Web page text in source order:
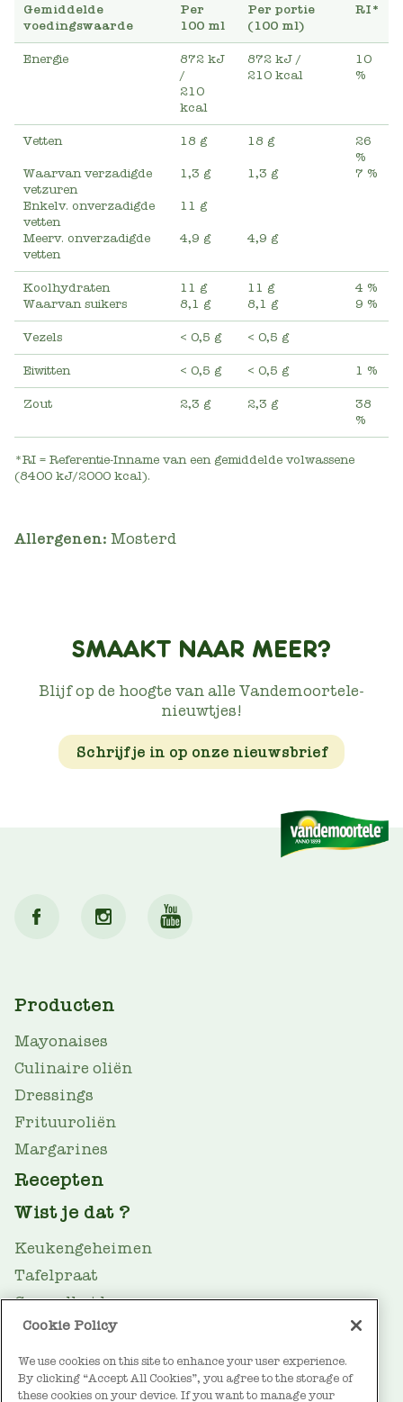
Gemiddelde
voedingswaarde
Per
100 ml
Per portie
(100 ml)
RI*
Energie
872 kJ
/
210
kcal
872 kJ /
210 kcal
10
%
Vetten 18 g 18 g
26
%
Waarvan verzadigde
vetzuren
1,3 g 1,3 g 7 %
Enkelv. onverzadigde
vetten
11 g
Meerv. onverzadigde
vetten
4,9 g 4,9 g
Koolhydraten 11 g 11 g
4 %
Waarvan suikers
8,1 g 8,1 g 9 %
Vezels < 0,5 g < 0,5 g
Eiwitten < 0,5 g < 0,5 g 1 %
Zout 2,3 g 2,3 g
38
%
*RI = Referentie-Inname van een gemiddelde volwassene
(8400 kJ/2000 kcal).
Allergenen: Mosterd
SMAAKT NAAR MEER?
Blijf op de hoogte van alle Vandemoortele-
nieuwtjes!
Schrijf je in op onze nieuwsbrief
MAIN
NAV
Producten
Mayonaises
Culinaire oliën
Dressings
Frituuroliën
Margarines
Recepten
Wist je dat ?
Keukengeheimen
Tafelpraat
Gezondheid
Oliegids
Duurzaamheid
Over Vandemoortele
Cookie Policy
We use cookies on this site to enhance your user experience.
By clicking “Accept All Cookies”, you agree to the storage of
these cookies on your device. If you want to manage your